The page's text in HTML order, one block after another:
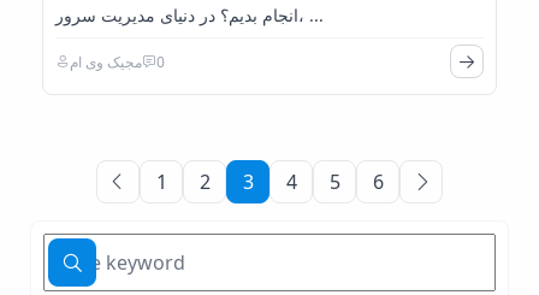
انجام بدیم؟ در دنیای مدیریت سرور، ...
مجیک وی ام 0
1 2 3 4 5 6